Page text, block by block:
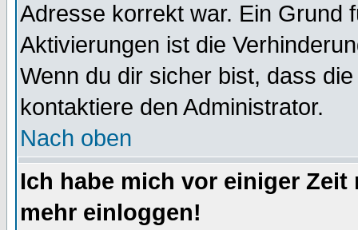
Adresse korrekt war. Ein Grund
Aktivierungen ist die
Wenn du dir sicher bist, dass
kontaktiere den Administrator.
Nach oben
Ich habe mich vor einiger
mehr einloggen!